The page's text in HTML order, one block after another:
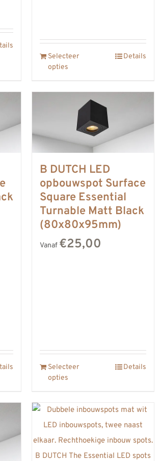
Selecteer
opties
Details
B DUTCH LED
opbouwspot Surface
Square Essential
Turnable Matt Black
(80x80x95mm)
Vanaf €25,00
Selecteer
opties
Details